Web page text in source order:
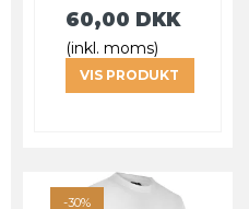
60,00 DKK
(inkl. moms)
VIS PRODUKT
-30%